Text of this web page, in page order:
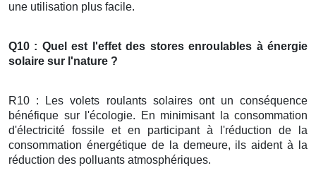
une utilisation plus facile.
Q10 : Quel est l'effet des stores enroulables à énergie
solaire sur l'nature ?
R10 : Les volets roulants solaires ont un conséquence
bénéfique sur l'écologie. En minimisant la consommation
d'électricité fossile et en participant à l'réduction de la
consommation énergétique de la demeure, ils aident à la
réduction des polluants atmosphériques.